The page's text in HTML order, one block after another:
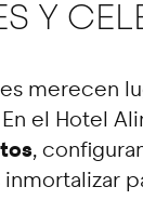
Y
merecen
el Hotel
,